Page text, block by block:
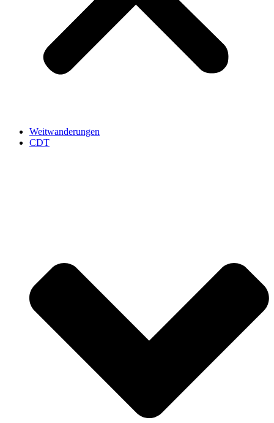
Weitwanderungen
CDT